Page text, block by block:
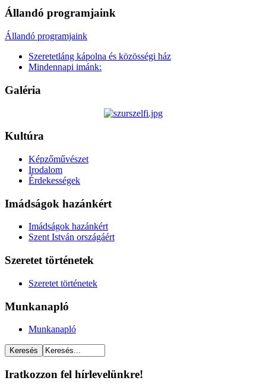
Állandó programjaink
Állandó programjaink
Szeretetláng kápolna és közösségi ház
Mindennapi imánk:
Galéria
Kultúra
Képzőművészet
Irodalom
Érdekességek
Imádságok hazánkért
Imádságok hazánkért
Szent István országáért
Szeretet történetek
Szeretet történetek
Munkanapló
Munkanapló
Iratkozzon fel hírlevelünkre!